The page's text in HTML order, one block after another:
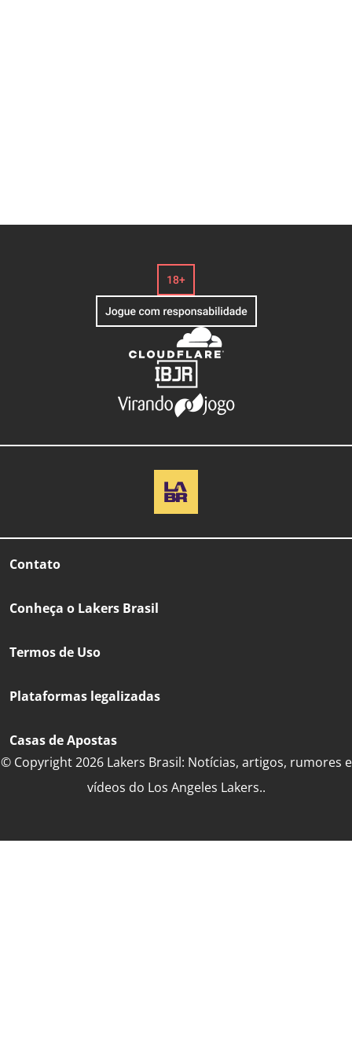
Contato
Conheça o Lakers Brasil
Termos de Uso
Plataformas legalizadas
Casas de Apostas
© Copyright 2026 Lakers Brasil: Notícias, artigos, rumores e
vídeos do Los Angeles Lakers..